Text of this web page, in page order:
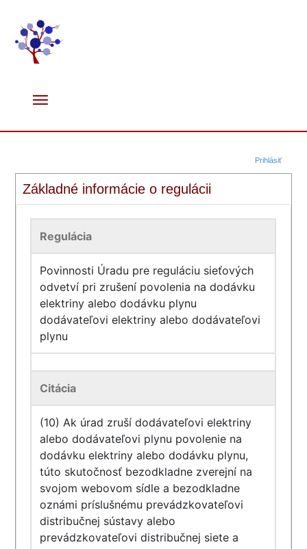
Prihlásiť
Základné informácie o regulácii
Regulácia
Povinnosti Úradu pre reguláciu sieťových
odvetví pri zrušení povolenia na dodávku
elektriny alebo dodávku plynu
dodávateľovi elektriny alebo dodávateľovi
plynu
Citácia
(10) Ak úrad zruší dodávateľovi elektriny
alebo dodávateľovi plynu povolenie na
dodávku elektriny alebo dodávku plynu,
túto skutočnosť bezodkladne zverejní na
svojom webovom sídle a bezodkladne
oznámi príslušnému prevádzkovateľovi
distribučnej sústavy alebo
prevádzkovateľovi distribučnej siete a